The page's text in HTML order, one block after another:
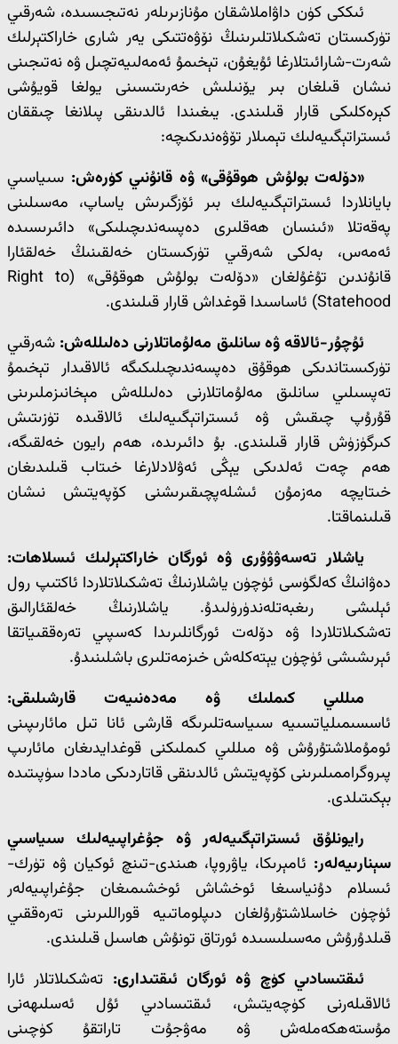
ئىككى كۈن داۋاملاشقان مۇنازىرىلەر نەتىجىسىدە، شەرقىي
تۈركىستان تەشكىلاتلىرىنىڭ نۆۋەتتىكى يەر شارى خاراكتېرلىك
شەرت-شارائىتلارغا ئۇيغۇن، تېخىمۇ ئەمەلىيەتچىل ۋە نەتىجىنى
نىشان قىلغان بىر يۆنىلىش خەرىتىسىنى يولغا قويۇشى
كېرەكلىكى قارار قىلىندى. يىغىندا ئالدىنقى پىلانغا چىققان
ئىستراتېگىيەلىك تېمىلار تۆۋەندىكىچە:
«دۆلەت بولۇش ھوقۇقى» ۋە قانۇنىي كۈرەش: سىياسىي
بايانلاردا ئىستراتېگىيەلىك بىر ئۆزگىرىش ياساپ، مەسىلىنى
پەقەتلا «ئىنسان ھەقلىرى دەپسەندىچىلىكى» دائىرىسىدە
ئەمەس، بەلكى شەرقىي تۈركىستان خەلقىنىڭ خەلقئارا
قانۇندىن تۇغۇلغان «دۆلەت بولۇش ھوقۇقى» (Right to
Statehood) ئاساسىدا قوغداش قارار قىلىندى.
ئۇچۇر-ئالاقە ۋە سانلىق مەلۇماتلارنى دەلىللەش: شەرقىي
تۈركىستاندىكى ھوقۇق دەپسەندىچىلىكىگە ئالاقىدار تېخىمۇ
تەپسىلىي سانلىق مەلۇماتلارنى دەلىللەش مېخانىزملىرىنى
قۇرۇپ چىقىش ۋە ئىستراتېگىيەلىك ئالاقىدە تۈزىتىش
كىرگۈزۈش قارار قىلىندى. بۇ دائىرىدە، ھەم رايون خەلقىگە،
ھەم چەت ئەلدىكى يېڭى ئەۋلادلارغا خىتاب قىلىدىغان
خىتايچە مەزمۇن ئىشلەپچىقىرىشنى كۆپەيتىش نىشان
قىلىنماقتا.
ياشلار تەسەۋۋۇرى ۋە ئورگان خاراكتېرلىك ئىسلاھات:
دەۋانىڭ كەلگۈسى ئۈچۈن ياشلارنىڭ تەشكىلاتلاردا ئاكتىپ رول
ئېلىشى رىغبەتلەندۈرۈلىدۇ. ياشلارنىڭ خەلقئارالىق
تەشكىلاتلاردا ۋە دۆلەت ئورگانلىرىدا كەسپىي تەرەققىياتقا
ئېرىشىشى ئۈچۈن يېتەكلەش خىزمەتلىرى باشلىنىدۇ.
مىللىي كىملىك ۋە مەدەنىيەت قارشىلىقى:
ئاسسىمىلياتسىيە سىياسەتلىرىگە قارشى ئانا تىل مائارىپىنى
ئومۇملاشتۇرۇش ۋە مىللىي كىملىكنى قوغدايدىغان مائارىپ
پىروگراممىلىرىنى كۆپەيتىش ئالدىنقى قاتاردىكى ماددا سۈپىتىدە
بېكىتىلدى.
رايونلۇق ئىستراتېگىيەلەر ۋە جۇغراپىيەلىك سىياسىي
سېنارىيەلەر: ئامېرىكا، ياۋروپا، ھىندى-تىنچ ئوكيان ۋە تۈرك-
ئىسلام دۇنياسىغا ئوخشاش ئوخشىمىغان جۇغراپىيەلەر
ئۈچۈن خاسلاشتۇرۇلغان دىپلوماتىيە قوراللىرىنى تەرەققىي
قىلدۇرۇش مەسىلىسىدە ئورتاق تونۇش ھاسىل قىلىندى.
ئىقتىسادىي كۈچ ۋە ئورگان ئىقتىدارى: تەشكىلاتلار ئارا
ئالاقىلەرنى كۈچەيتىش، ئىقتىسادىي ئۇل ئەسلىھەنى
مۇستەھكەملەش ۋە مەۋجۇت تاراتقۇ كۈچىنى